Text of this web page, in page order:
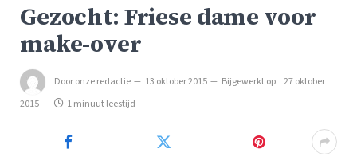
Gezocht: Friese dame voor
make-over
Dooronze redactie 13 oktober 2015 Bijgewerkt op: 27 oktober
2015
1 minuut leestijd